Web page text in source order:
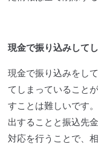
現金で振り込みして
現金で振り込みをし
てしまっていること
すことは難しいです
出することと振込先
対応を行うことで、